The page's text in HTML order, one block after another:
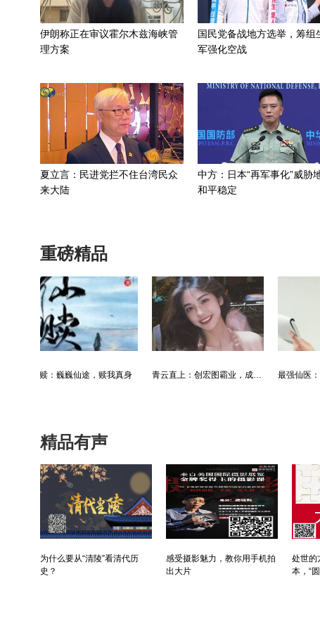
伊朗称正在审议霍尔木兹海峡管
理方案
国民党备战地方选举，筹组
军强化空战
夏立言：民进党拦不住台湾民众
来大陆
中方：日本“再军事化”威胁
和平稳定
重磅精品
男人四十：家有娇妻
精品有声
为什么要从“清陵”看清代历
史？
感受摄影魅力，教你用手机拍
出大片
处世的
本，“